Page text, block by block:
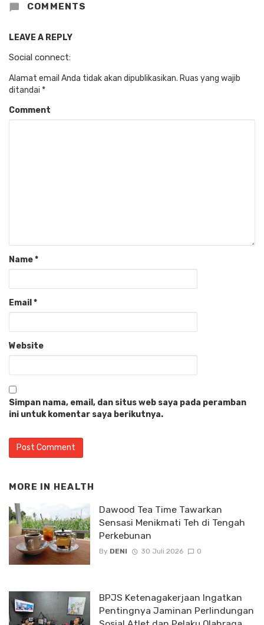
COMMENTS
LEAVE A REPLY
Social connect:
Alamat email Anda tidak akan dipublikasikan. Ruas yang wajib
ditandai *
Comment
Name*
Email *
Website
Simpan nama, email, dan situs web saya pada peramban
ini untuk komentar saya berikutnya.
MORE IN HEALTH
Dawood Tea Time Tawarkan
Sensasi Menikmati Teh di Tengah
Perkebunan
By DENI 30 Juli 2026 0
BPJS Ketenagakerjaan Ingatkan
Pentingnya Jaminan Perlindungan